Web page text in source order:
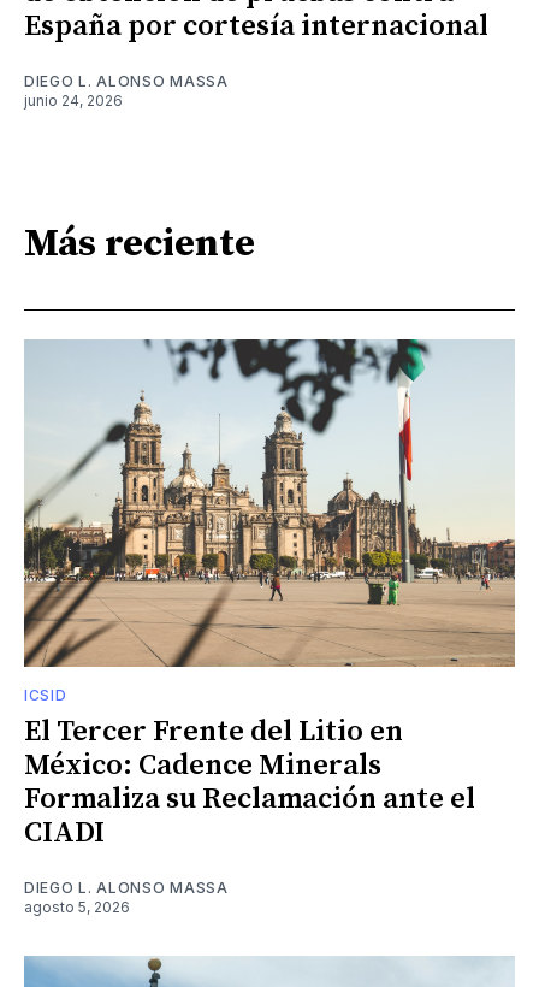
España por cortesía internacional
DIEGO L. ALONSO MASSA
junio 24, 2026
Más reciente
ICSID
El Tercer Frente del Litio en
México: Cadence Minerals
Formaliza su Reclamación ante el
CIADI
DIEGO L. ALONSO MASSA
agosto 5, 2026